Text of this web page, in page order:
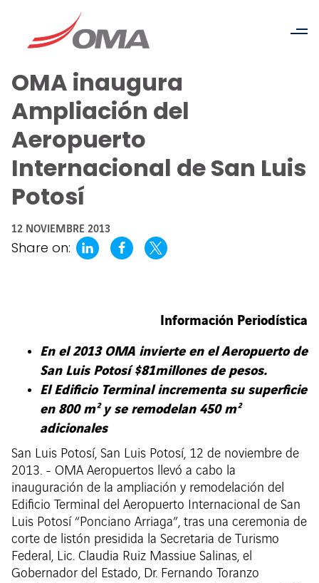
OMA inaugura
Ampliación del
Aeropuerto
Internacional de San Luis
Potosí
12 NOVIEMBRE 2013
Share on:
Información Periodística
En el 2013 OMA invierte en el Aeropuerto de
San Luis Potosí $81millones de pesos.
El Edificio Terminal incrementa su superficie
en 800 m² y se remodelan 450 m²
adicionales
San Luis Potosí, San Luis Potosí, 12 de noviembre de
2013. - OMA Aeropuertos llevó a cabo la
inauguración de la ampliación y remodelación del
Edificio Terminal del Aeropuerto Internacional de San
Luis Potosí “Ponciano Arriaga”, tras una ceremonia de
corte de listón presidida la Secretaria de Turismo
Federal, Lic. Claudia Ruiz Massiue Salinas, el
Gobernador del Estado, Dr. Fernando Toranzo